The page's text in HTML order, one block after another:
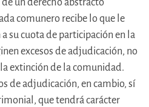
un derecho abstracto
comunero recibe lo que le
su cuota de participación en la
excesos de adjudicación, no
extinción de la comunidad.
de adjudicación, en cambio, sí
que tendrá carácter